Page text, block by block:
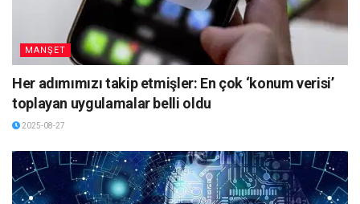
MANŞET
Her adımımızı takip etmişler: En çok ‘konum verisi’
toplayan uygulamalar belli oldu
2025-08-27